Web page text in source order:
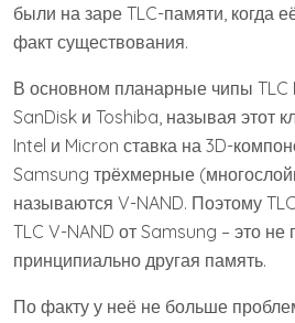
были на заре TLC-памяти, когда
факт существования.
В основном планарные чипы TLC
SanDisk и Toshiba, называя этот
Intel и Micron ставка на 3D-
Samsung трёхмерные
называются V-NAND. Поэтому
TLC V-NAND от Samsung – это не
принципиально другая память.
По факту у неё не больше